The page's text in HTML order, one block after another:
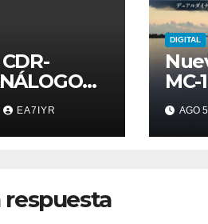
EA7IYR
DIGITAL
MC-
AGO
respuesta